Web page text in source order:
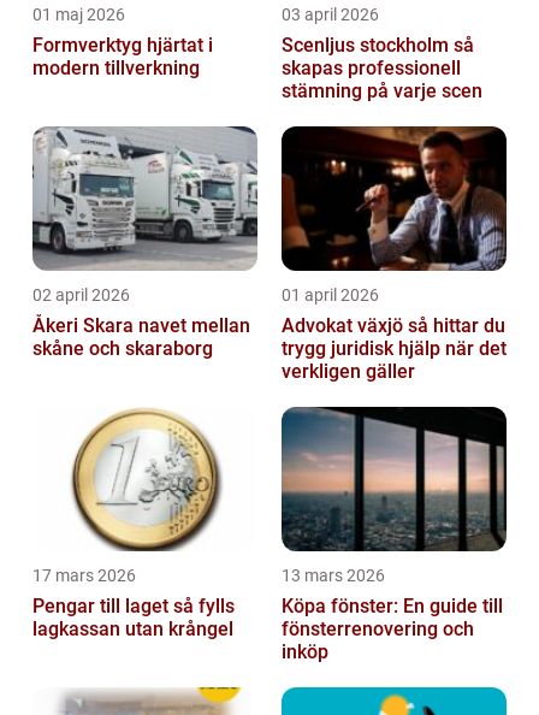
01 maj 2026
Formverktyg hjärtat i
modern tillverkning
03 april 2026
Scenljus stockholm så
skapas professionell
stämning på varje scen
02 april 2026
Åkeri Skara navet mellan
skåne och skaraborg
01 april 2026
Advokat växjö så hittar du
trygg juridisk hjälp när det
verkligen gäller
17 mars 2026
Pengar till laget så fylls
lagkassan utan krångel
13 mars 2026
Köpa fönster: En guide till
fönsterrenovering och
inköp